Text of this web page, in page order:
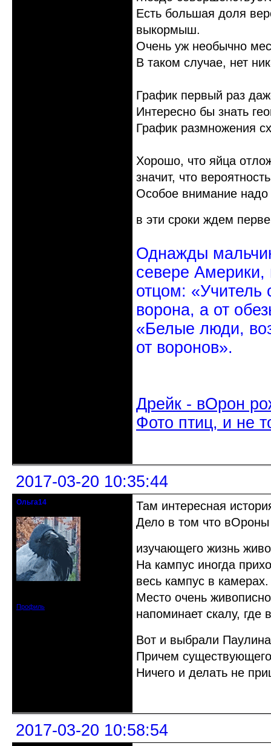
Есть большая доля
выкормыш.
Очень уж необычно
В таком случае, нет
График первый раз
Интересно бы знать
График размножения
Хорошо, что яйца
значит, что
Особое внимание
в эти сроки ждем
Однажды
севере
отцом: «Учитель
ворона, а от
«Белые люди,
от воронов».
Дрейк - вОрон
Фото птиц, и не
2017-03-20 10:35:44
Ольга14
Профиль
Там интересная
Дело в том что вОроны
изучающего жизнь
На кампус иногда
весь кампус в камерах.
Место очень
напоминает скалу, где
Вот и выбрали
Причем
Ничего и делать не
2017-03-20 10:58:54